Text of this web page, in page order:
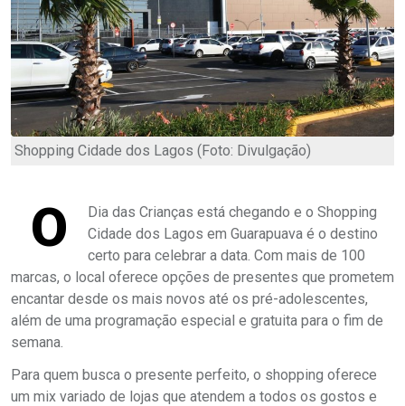
Shopping Cidade dos Lagos (Foto: Divulgação)
O
Dia das Crianças está chegando e o Shopping
Cidade dos Lagos em Guarapuava é o destino
certo para celebrar a data. Com mais de 100
marcas, o local oferece opções de presentes que prometem
encantar desde os mais novos até os pré-adolescentes,
além de uma programação especial e gratuita para o fim de
semana.
Para quem busca o presente perfeito, o shopping oferece
um mix variado de lojas que atendem a todos os gostos e